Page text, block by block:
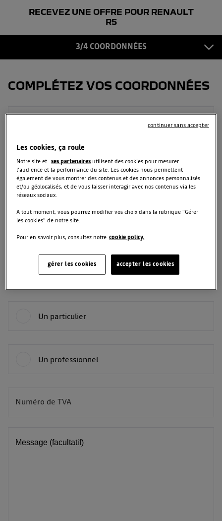
RECEVEZ UNE OFFRE POUR RENAULT
R5
3/4 COORDONNÉES
COORDONNÉES
CONFIRMATION
COMPLÉTEZ VOS COORDONNÉES
Nom
Un particulier
Un professionnel
Numéro de TVA
BE
Message (facultatif)
Les cookies, ça roule
Notre site et ses partenaires utilisent des cookies pour mesurer
l'audience et la performance du site. Les cookies nous permettent
également de vous montrer des contenus et des annonces personnalisés
et/ou géolocalisés, et de vous laisser interagir avec nos contenus via les
réseaux sociaux.
A tout moment, vous pourrez modifier vos choix dans la rubrique "Gérer
les cookies" de notre site.
Pour en savoir plus, consultez notre cookie policy.
accepter les cookies
gérer les cookies
continuer sans accepter